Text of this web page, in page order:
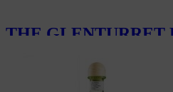
THE GLENTURRET